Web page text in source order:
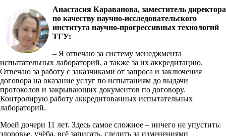
Анастасия Караванова, заместитель директора
по качеству научно-исследовательского
института научно-прогрессивных технологий
ТГУ:
– Я отвечаю за систему менеджмента
испытательных лабораторий, а также за их аккредитацию.
Отвечаю за работу с заказчиками от запроса и заключения
договора на оказание услуг по испытаниям до выдачи
протоколов и закрывающих документов по договору.
Контролирую работу аккредитованных испытательных
лабораторий.
Моей дочери 11 лет. Здесь самое сложное – ничего не упустить:
здоровье, учёба, всё записать, следить за изменениями